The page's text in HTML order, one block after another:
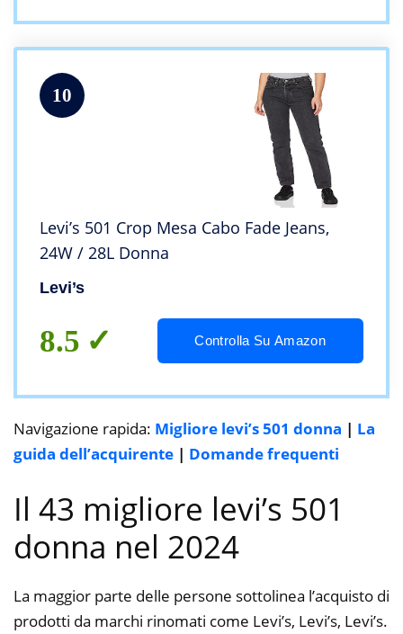
10
Levi’s 501 Crop Mesa Cabo Fade Jeans,
24W / 28L Donna
Levi’s
8.5 Controlla Su Amazon
Navigazione rapida: Migliore levi’s 501 donna | La
guida dell’acquirente | Domande frequenti
Il 43 migliore levi’s 501
donna nel 2024
La maggior parte delle persone sottolinea l’acquisto di
prodotti da marchi rinomati come Levi’s, Levi’s, Levi’s.